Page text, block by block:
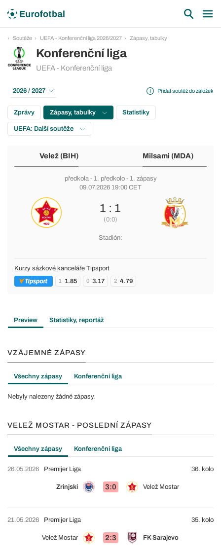
Soutěže UEFA - Konferenční liga 2026/2027 Zápasy, tabulky
Konferenční liga
UEFA - Konferenční liga
Přidat soutěž do záložek
2026 / 2027
Zprávy Zápasy, tabulky Statistiky
UEFA: Další soutěže
Velež (BIH) Milsami (MDA)
předkola- 1. předkolo- 1. zápasy
09.07.2026 19:00 CET
1 : 1
(0:0)
Stadión:
Kurzy sázkové kanceláře Tipsport
1 1.85 0 3.17 2 4.79
Preview Statistiky, reportáž
VZÁJEMNÉ ZÁPASY
Všechny zápasy Konferenční liga
Nebyly nalezeny žádné zápasy.
VELEŽ MOSTAR - POSLEDNÍ ZÁPASY
Všechny zápasy Konferenční liga
26.05.2026
Zrinjski 3:0 Velež Mostar
Premijer Liga 36. kolo
21.05.2026
Velež Mostar 2:3 FK Sarajevo
Premijer Liga 35. kolo